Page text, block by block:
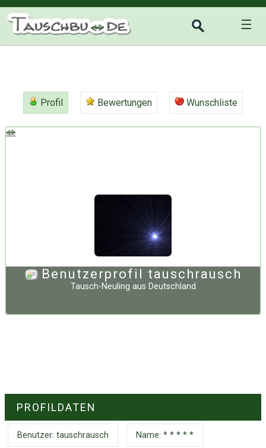
☰
Profil Bewertungen Wunschliste
Benutzerprofil tauschrausch
Tausch-Neuling aus Deutschland
PROFILDATEN
Benutzer: tauschrausch Name: * * * * *